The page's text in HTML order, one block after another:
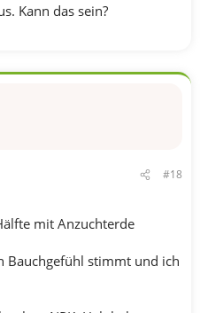
Kann das sein?
#18
mit Anzuchterde
Bauchgefühl stimmt und ich